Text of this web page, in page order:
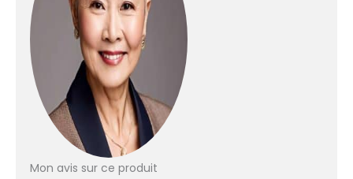
tuyaux en fer épais, qui
sont plus robustes et
durables que les tubes
ordinaires, sans se plier
ou se déformer. La
plaque carrée de la
base sera plus belle,
stable et ne tremblera
Mon avis sur ce produit